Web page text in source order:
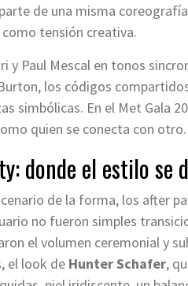
de una misma
tensión creativa.
y Paul Mescal en tonos
los códigos
simbólicas. En el Met Gala
quien se conecta con otro.
donde el estilo se
de la forma, los after
no fueron simples
el volumen ceremonial y
el look de Hunter Schafer,